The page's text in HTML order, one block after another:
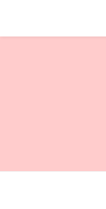
content